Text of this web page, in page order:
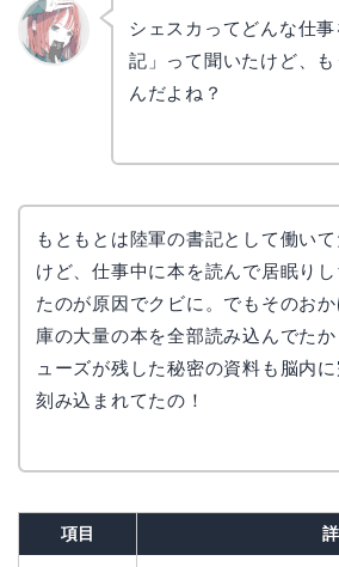
シェスカってどんな仕
記」って聞いたけど、
んだよね？
もともとは陸軍の書記として働い
けど、仕事中に本を読んで居眠りし
たのが原因でクビに。でもそのお
庫の大量の本を全部読み込んでたか
ューズが残した秘密の資料も脳内に
刻み込まれてたの！
項目